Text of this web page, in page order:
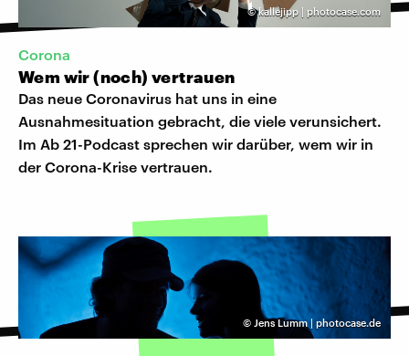
©kallejipp | photocase.com
Corona
Wem wir (noch) vertrauen
Das neue Coronavirus hat uns in eine
Ausnahmesituation gebracht, die viele verunsichert.
Im Ab 21-Podcast sprechen wir darüber, wem wir in
der Corona-Krise vertrauen.
© Jens Lumm | photocase.de